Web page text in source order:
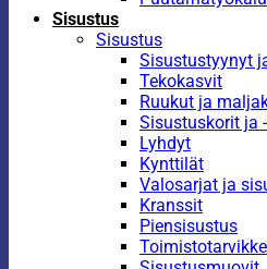
Sisustus
Sisustus
Sisustustyynyt
Tekokasvit
Ruukut ja
Sisustuskorit ja
Lyhdyt
Kynttilät
Valosarjat ja
Kranssit
Piensisustus